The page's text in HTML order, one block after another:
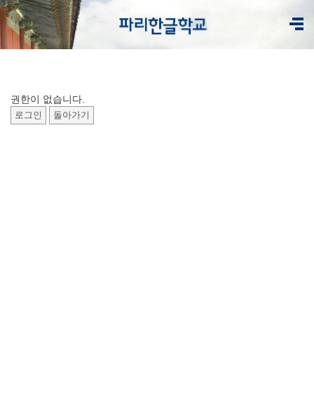
권한이 없습니다.
로그인 돌아가기